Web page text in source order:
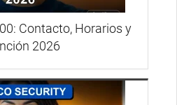
Contacto, Horarios y
2026